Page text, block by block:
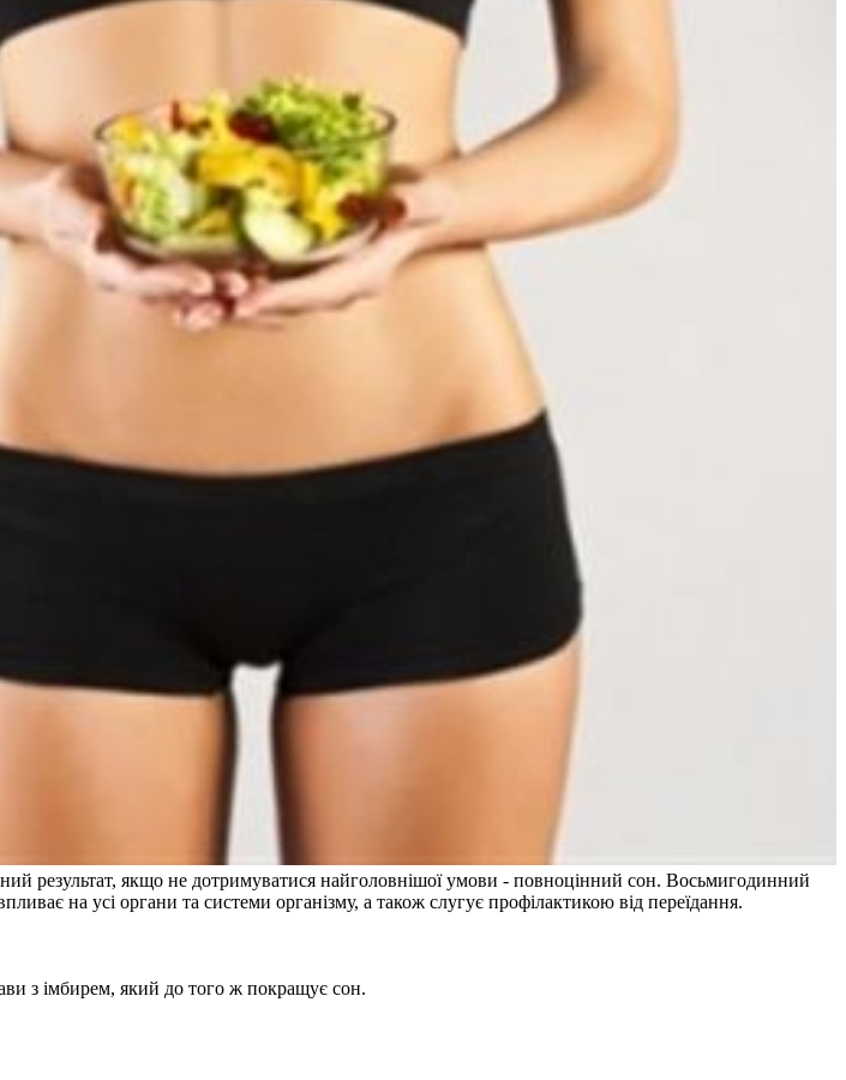
результат, якщо не дотримуватися найголовнішої умови - повноцінний сон. Восьмигодинний
на усі органи та системи організму, а також слугує профілактикою від переїдання.
з імбирем, який до того ж покращує сон.